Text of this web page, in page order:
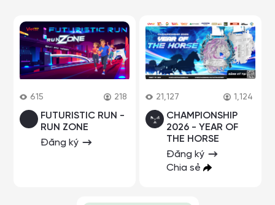
615 218
FUTURISTIC RUN -
RUN ZONE
Đăng ký
21,127 1,124
CHAMPIONSHIP
2026 - YEAR OF
THE HORSE
Đăng ký
Chia sẻ